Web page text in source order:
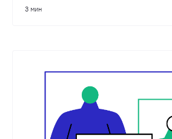
3 мин